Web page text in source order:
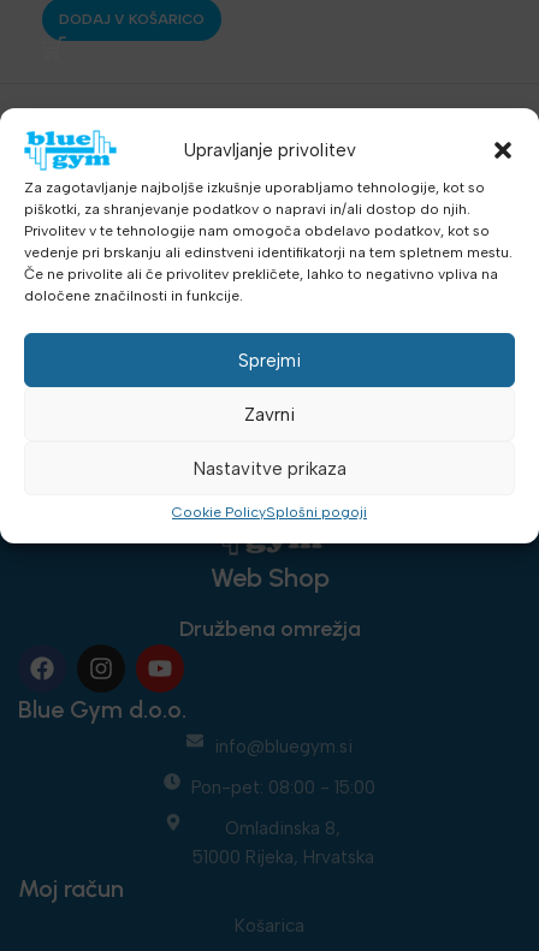
Upravljanje privolitev
Za zagotavljanje najboljše izkušnje uporabljamo tehnologije, kot so
piškotki, za shranjevanje podatkov o napravi in/ali dostop do njih.
Privolitev v te tehnologije nam omogoča obdelavo podatkov, kot so
vedenje pri brskanju ali edinstveni identifikatorji na tem spletnem mestu.
Če ne privolite ali če privolitev prekličete, lahko to negativno vpliva na
določene značilnosti in funkcije.
Sprejmi
Zavrni
Nastavitve prikaza
Cookie PolicySplošni pogoji
DODAJ V KOŠARICO
Web Shop
Družbena omrežja
Blue Gym d.o.o.
info@bluegym.si
Pon-pet: 08:00 - 15:00
Omladinska 8,
51000 Rijeka, Hrvatska
Moj račun
Košarica